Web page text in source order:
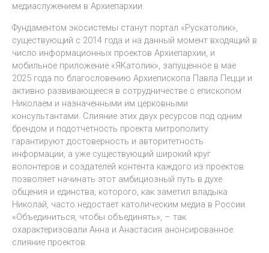
медиаслужением в Архиепархии.
Фундаментом экосистемы станут портал «Рускатолик»,
существующий с 2014 года и на данный момент входящий в
число информационных проектов Архиепархии, и
мобильное приложение «ЯКатолик», запущенное в мае
2025 года по благословению Архиепископа Павла Пецци и
активно развивающееся в сотрудничестве с епископом
Николаем и назначенными им церковными
консультантами. Слияние этих двух ресурсов под одним
брендом и подотчетность проекта митрополиту
гарантируют достоверность и авторитетность
информации, а уже существующий широкий круг
волонтеров и создателей контента каждого из проектов
позволяет начинать этот амбициозный путь в духе
общения и единства, которого, как заметил владыка
Николай, часто недостает католическим медиа в России.
«Объединиться, чтобы объединять», – так
охарактеризовали Анна и Анастасия анонсированное
слияние проектов.